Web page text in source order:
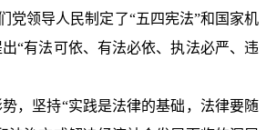
党领导人民制定了“五四宪法”和国家机
“有法可依、有法必依、执法必严、违
，坚持“实践是法律的基础，法律要随